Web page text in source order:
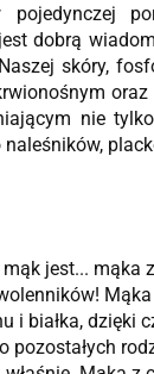
pojedynczej
dobrą
skóry,
nie
jest... mąka
i białka,
pozostałych